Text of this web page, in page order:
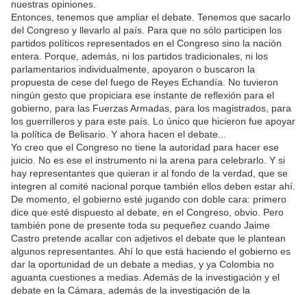
nuestras opiniones.
Entonces, tenemos que ampliar el debate. Tenemos que sacarlo
del Congreso y llevarlo al país. Para que no sólo participen los
partidos políticos representados en el Congreso sino la nación
entera. Porque, además, ni los partidos tradicionales, ni los
parlamentarios individualmente, apoyaron o buscaron la
propuesta de cese del fuego de Reyes Echandía. No tuvieron
ningún gesto que propiciara ese instante de reflexión para el
gobierno, para las Fuerzas Armadas, para los magistrados, para
los guerrilleros y para este país. Lo único que hicieron fue apoyar
la política de Belisario. Y ahora hacen el debate...
Yo creo que el Congreso no tiene la autoridad para hacer ese
juicio. No es ese el instrumento ni la arena para celebrarlo. Y si
hay representantes que quieran ir al fondo de la verdad, que se
integren al comité nacional porque también ellos deben estar ahí.
De momento, el gobierno esté jugando con doble cara: primero
dice que esté dispuesto al debate, en el Congreso, obvio. Pero
también pone de presente toda su pequeñez cuando Jaime
Castro pretende acallar con adjetivos el debate que le plantean
algunos representantes. Ahí lo que está haciendo el gobierno es
dar la oportunidad de un debate a medias, y ya Colombia no
aguanta cuestiones a medias. Además de la investigación y el
debate en la Cámara, además de la investigación de la